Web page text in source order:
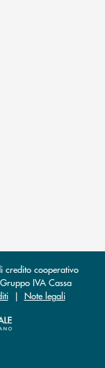
di posta
l’app di posta
credito cooperativo
IVA Cassa
| Note legali